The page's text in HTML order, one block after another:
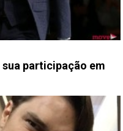
participação em